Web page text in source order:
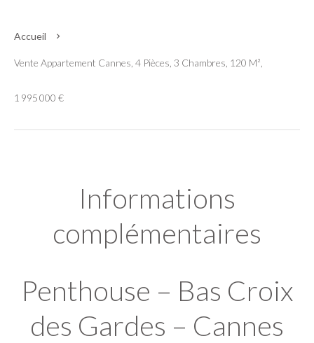
Accueil
Vente Appartement Cannes, 4 Pièces, 3 Chambres, 120 M²,
1 995 000 €
Informations
complémentaires
Penthouse – Bas Croix
des Gardes – Cannes